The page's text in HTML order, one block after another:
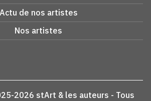
Actu de nos artistes
Nos artistes
2026 stArt & les auteurs - Tous